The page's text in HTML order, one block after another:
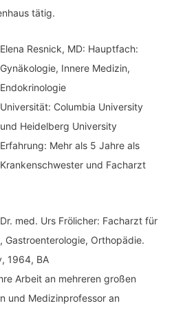
tätig.
Elena Resnick, MD: Hauptfach:
Gynäkologie, Innere Medizin,
Endokrinologie
Universität: Columbia University
und Heidelberg University
Erfahrung: Mehr als 5 Jahre als
Krankenschwester und Facharzt
Dr. med. Urs Frölicher: Facharzt für
Gastroenterologie, Orthopädie.
1964, BA
Arbeit an mehreren großen
und Medizinprofessor an